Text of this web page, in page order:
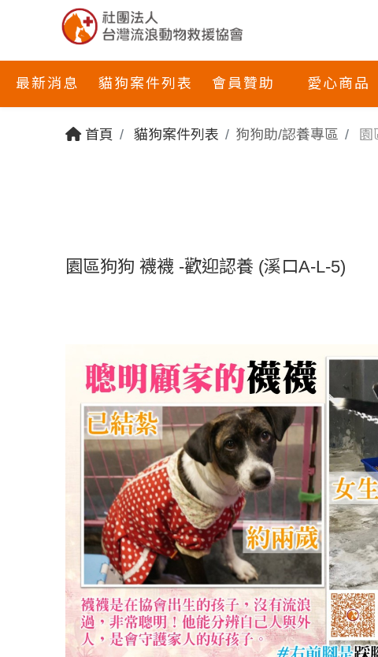
最新消息 貓狗案件列表 會員贊助 愛心商品
首頁 貓狗案件列表 狗狗助/認養專區
園區狗狗 襪襪 -歡迎認養 (溪口A-L-5)